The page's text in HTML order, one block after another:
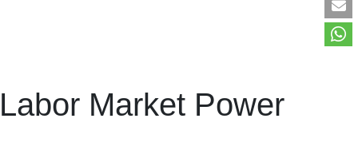
Market Power